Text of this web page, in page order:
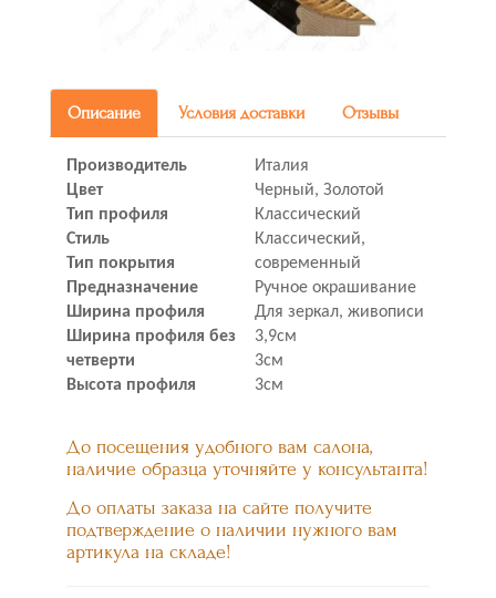
Описание Условия доставки Отзывы
Производитель
Цвет
Тип профиля
Стиль
Тип покрытия
Предназначение
Ширина профиля
Ширина профиля без
четверти
Высота профиля
Италия
Черный, Золотой
Классический
Классический,
современный
Ручное окрашивание
Для зеркал, живописи
3,9см
3см
3см
До посещения удобного вам салона,
наличие образца уточняйте у консультанта!
До оплаты заказа на сайте получите
подтверждение о наличии нужного вам
артикула на складе!